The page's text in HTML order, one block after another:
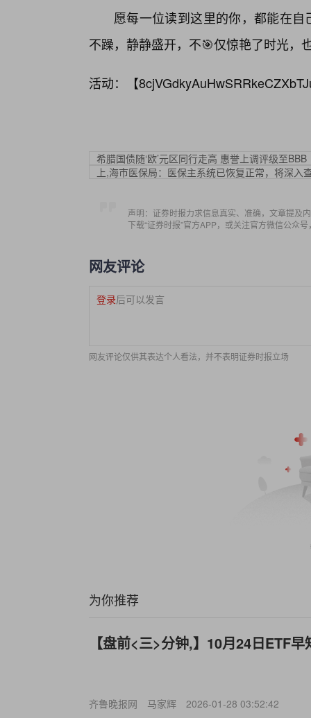
愿每一位读到这里的你，都能在自
不躁，静静盛开，不🎯仅惊艳了时光，
活动：【
希腊国债随‘欧’元区同行走高 惠誉上调评级至BBB
上,海市医保局：医保主系统已恢复正常，将深入
声明：证券时报力求信息真实、准确，文章提及
下载“证券时报”官方APP，或关注官方微信公众
网友评论
登录后可以发言
网友评论仅供其表达个人看法，并不表明证券时报立场
为你推荐
【盘前<三>分钟,】10月24日ETF早
齐鲁晚报网 马家辉 2026-01-28 03:52:42